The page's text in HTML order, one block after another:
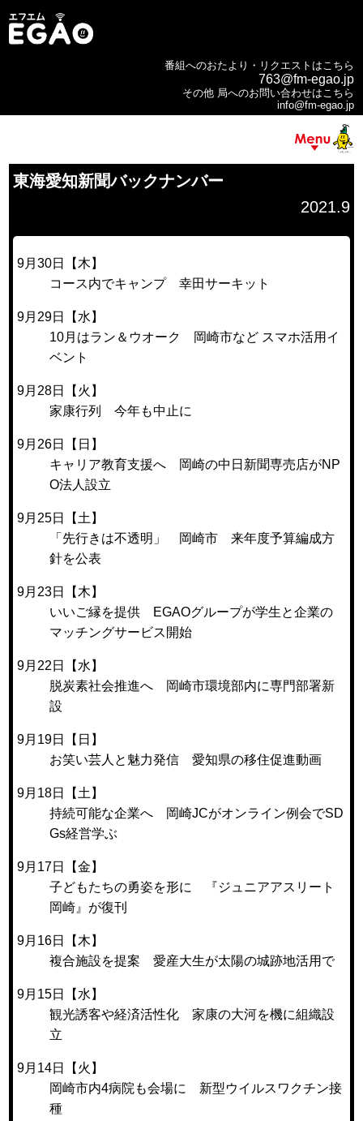
番組へのおたより・リクエストはこちら
763@fm-egao.jp
その他 局へのお問い合わせはこちら
info@fm-egao.jp
東海愛知新聞バックナンバー
2021.9
9月30日【木】
コース内でキャンプ 幸田サーキット
9月29日【水】
10月はラン＆ウオーク 岡崎市など スマホ活用イ
ベント
9月28日【火】
家康行列 今年も中止に
9月26日【日】
キャリア教育支援へ 岡崎の中日新聞専売店がNP
O法人設立
9月25日【土】
「先行きは不透明」 岡崎市 来年度予算編成方
針を公表
9月23日【木】
いいご縁を提供 EGAOグループが学生と企業の
マッチングサービス開始
9月22日【水】
脱炭素社会推進へ 岡崎市環境部内に専門部署新
設
9月19日【日】
お笑い芸人と魅力発信 愛知県の移住促進動画
9月18日【土】
持続可能な企業へ 岡崎JCがオンライン例会でSD
Gs経営学ぶ
9月17日【金】
子どもたちの勇姿を形に 『ジュニアアスリート
岡崎』が復刊
9月16日【木】
複合施設を提案 愛産大生が太陽の城跡地活用で
9月15日【水】
観光誘客や経済活性化 家康の大河を機に組織設
立
9月14日【火】
岡崎市内4病院も会場に 新型ウイルスワクチン接
種